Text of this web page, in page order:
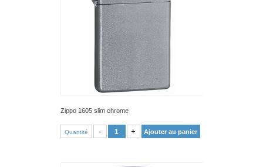
Zippo 1605 slim chrome
Quantité - + Ajouter au panier